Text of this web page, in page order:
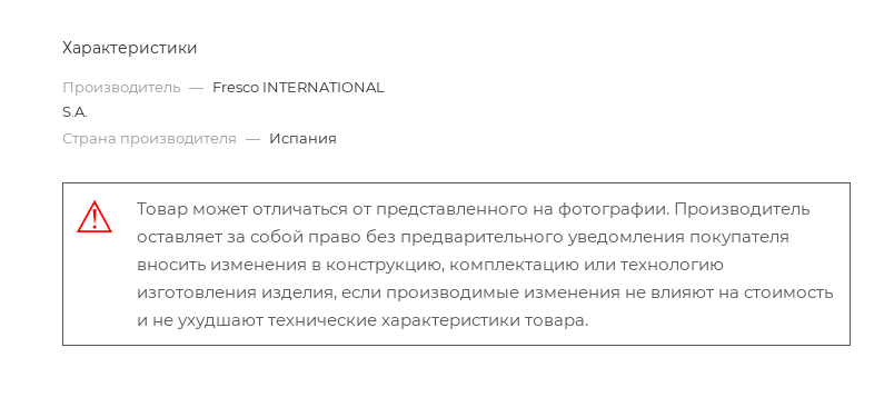
Характеристики
Производитель — Fresco INTERNATIONAL
S.A.
Страна производителя — Испания
Товар может отличаться от представленного на фотографии. Производитель
оставляет за собой право без предварительного уведомления покупателя
вносить изменения в конструкцию, комплектацию или технологию
изготовления изделия, если производимые изменения не влияют на стоимость
и не ухудшают технические характеристики товара.